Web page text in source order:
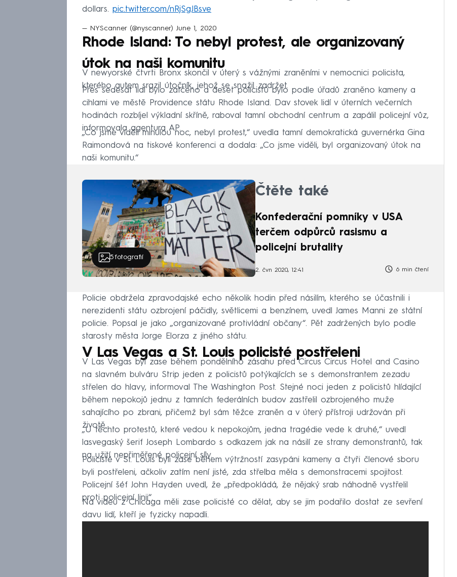
dollars. pic.twitter.com/nRjSgJBsve
— NYScanner (@nyscanner) June 1, 2020
Rhode Island: To nebyl protest, ale organizovaný
útok na naši komunitu
V newyorské čtvrti Bronx skončil v úterý s vážnými zraněními v nemocnici policista,
kterého autem srazil útočník, jehož se snažil zadržet.
Přes šedesát lidí bylo zatčeno a deset policistů bylo podle úřadů zraněno kameny a
cihlami ve městě Providence státu Rhode Island. Dav stovek lidí v úterních večerních
hodinách rozbíjel výkladní skříně, raboval tamní obchodní centrum a zapálil policejní vůz,
informovala agentura AP.
„Co jsme viděli minulou noc, nebyl protest,“ uvedla tamní demokratická guvernérka Gina
Raimondová na tiskové konferenci a dodala: „Co jsme viděli, byl organizovaný útok na
naši komunitu.“
5fotografií
Čtěte také
Konfederační pomníky v USA
terčem odpůrců rasismu a
policejní brutality
2. čvn 2020, 12:41 6 min čtení
Policie obdržela zpravodajské echo několik hodin před násilím, kterého se účastnili i
nerezidenti státu ozbrojení páčidly, světlicemi a benzínem, uvedl James Manni ze státní
policie. Popsal je jako „organizované protivládní občany“. Pět zadržených bylo podle
starosty města Jorge Elorza z jiného státu.
V Las Vegas a St. Louis policisté postřeleni
V Las Vegas byl zase během pondělního zásahu před Circus Circus Hotel and Casino
na slavném bulváru Strip jeden z policistů potýkajících se s demonstrantem zezadu
střelen do hlavy, informoval The Washington Post. Stejné noci jeden z policistů hlídající
během nepokojů jednu z tamních federálních budov zastřelil ozbrojeného muže
sahajícího po zbrani, přičemž byl sám těžce zraněn a v úterý přístroji udržován při
životě.
„U těchto protestů, které vedou k nepokojům, jedna tragédie vede k druhé,“ uvedl
lasvegaský šerif Joseph Lombardo s odkazem jak na násilí ze strany demonstrantů, tak
na užití nepřiměřené policejní síly.
Policisté v St. Louis byli zase během výtržností zasypáni kameny a čtyři členové sboru
byli postřeleni, ačkoliv zatím není jisté, zda střelba měla s demonstracemi spojitost.
Policejní šéf John Hayden uvedl, že „předpokládá, že nějaký srab náhodně vystřelil
proti policejní linii“.
Na videu z Chicaga měli zase policisté co dělat, aby se jim podařilo dostat ze sevření
davu lidí, kteří je fyzicky napadli.